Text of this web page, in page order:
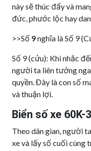
này sẽ thúc đẩy và
đức, phước lộc hay
>>Số 9nghĩa là Số 9
Số 9 (cửu): Khi nhắc
người ta liên tưởng
quyền. Đây là con số
và thuận lợi.
Biển số xe
Theo dân gian, người
xe và lấy số cuối